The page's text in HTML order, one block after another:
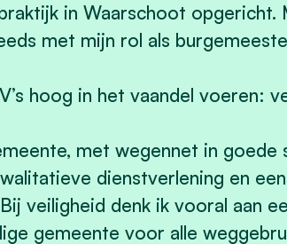
in Waarschoot opgericht.
met mijn rol als
hoog in het vaandel voeren:
met wegennet in goede
dienstverlening en
veiligheid denk ik vooral aan
gemeente voor alle